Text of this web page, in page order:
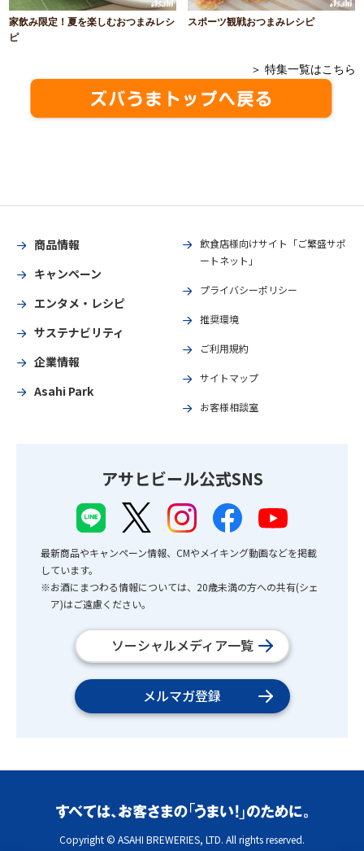
家飲み限定！夏を楽しむおつまみレシ
ピ
スポーツ観戦おつまみレシピ
＞ 特集一覧はこちら
商品情報
キャンペーン
エンタメ・レシピ
サステナビリティ
企業情報
Asahi Park
飲食店様向けサイト「ご繁盛サポ
ートネット」
プライバシーポリシー
推奨環境
ご利用規約
サイトマップ
お客様相談室
アサヒビール公式SNS
最新商品やキャンペーン情報、CMやメイキング動画などを掲載
しています。
※お酒にまつわる情報については、20歳未満の方への共有(シェ
ア)はご遠慮ください。
ソーシャルメディア一覧
メルマガ登録
Copyright © ASAHI BREWERIES, LTD. All rights reserved.